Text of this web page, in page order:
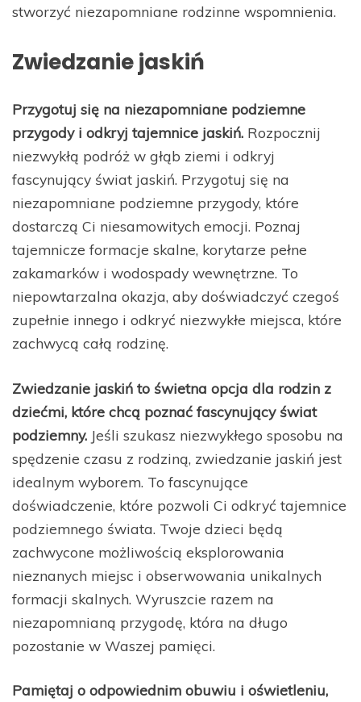
stworzyć niezapomniane rodzinne wspomnienia.
Zwiedzanie jaskiń
Przygotuj się na niezapomniane podziemne
przygody i odkryj tajemnice jaskiń. Rozpocznij
niezwykłą podróż w głąb ziemi i odkryj
fascynujący świat jaskiń. Przygotuj się na
niezapomniane podziemne przygody, które
dostarczą Ci niesamowitych emocji. Poznaj
tajemnicze formacje skalne, korytarze pełne
zakamarków i wodospady wewnętrzne. To
niepowtarzalna okazja, aby doświadczyć czegoś
zupełnie innego i odkryć niezwykłe miejsca, które
zachwycą całą rodzinę.
Zwiedzanie jaskiń to świetna opcja dla rodzin z
dziećmi, które chcą poznać fascynujący świat
podziemny. Jeśli szukasz niezwykłego sposobu na
spędzenie czasu z rodziną, zwiedzanie jaskiń jest
idealnym wyborem. To fascynujące
doświadczenie, które pozwoli Ci odkryć tajemnice
podziemnego świata. Twoje dzieci będą
zachwycone możliwością eksplorowania
nieznanych miejsc i obserwowania unikalnych
formacji skalnych. Wyruszcie razem na
niezapomnianą przygodę, która na długo
pozostanie w Waszej pamięci.
Pamiętaj o odpowiednim obuwiu i oświetleniu,